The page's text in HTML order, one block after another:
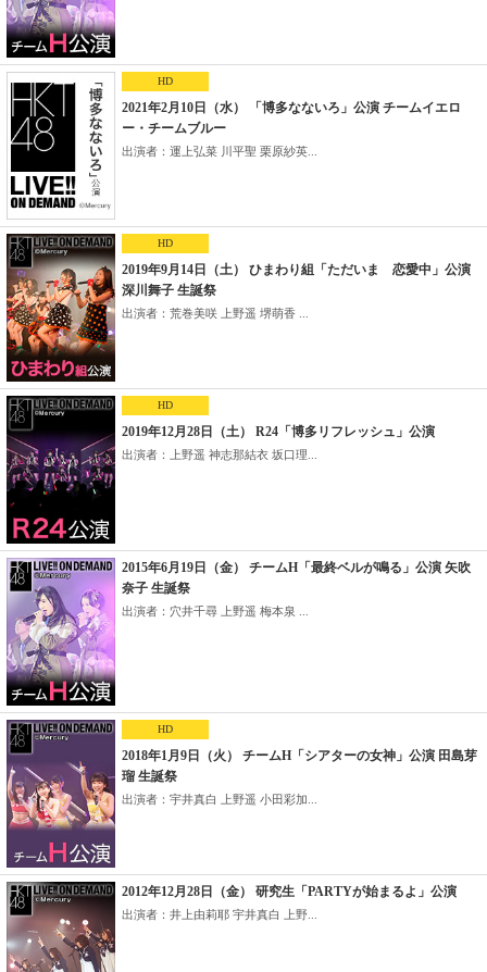
HD
2021年2月10日（水） 「博多なないろ」公演 チームイエロ
ー・チームブルー
出演者：運上弘菜 川平聖 栗原紗英...
HD
2019年9月14日（土） ひまわり組「ただいま 恋愛中」公演
深川舞子 生誕祭
出演者：荒巻美咲 上野遥 堺萌香 ...
HD
2019年12月28日（土） R24「博多リフレッシュ」公演
出演者：上野遥 神志那結衣 坂口理...
2015年6月19日（金） チームH「最終ベルが鳴る」公演 矢吹
奈子 生誕祭
出演者：穴井千尋 上野遥 梅本泉 ...
HD
2018年1月9日（火） チームH「シアターの女神」公演 田島芽
瑠 生誕祭
出演者：宇井真白 上野遥 小田彩加...
2012年12月28日（金） 研究生「PARTYが始まるよ」公演
出演者：井上由莉耶 宇井真白 上野...